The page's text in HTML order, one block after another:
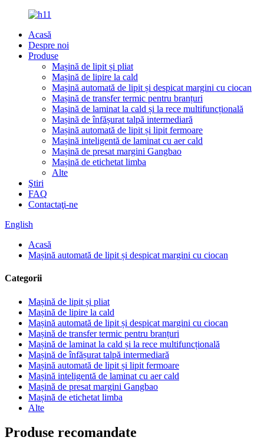
Acasă
Despre noi
Produse
Mașină de lipit și pliat
Mașină de lipire la cald
Mașină automată de lipit și despicat margini cu ciocan
Mașină de transfer termic pentru branțuri
Mașină de laminat la cald și la rece multifuncțională
Mașină de înfășurat talpă intermediară
Mașină automată de lipit și lipit fermoare
Mașină inteligentă de laminat cu aer cald
Mașină de presat margini Gangbao
Mașină de etichetat limba
Alte
Ştiri
FAQ
Contactaţi-ne
English
Acasă
Mașină automată de lipit și despicat margini cu ciocan
Categorii
Mașină de lipit și pliat
Mașină de lipire la cald
Mașină automată de lipit și despicat margini cu ciocan
Mașină de transfer termic pentru branțuri
Mașină de laminat la cald și la rece multifuncțională
Mașină de înfășurat talpă intermediară
Mașină automată de lipit și lipit fermoare
Mașină inteligentă de laminat cu aer cald
Mașină de presat margini Gangbao
Mașină de etichetat limba
Alte
Produse recomandate